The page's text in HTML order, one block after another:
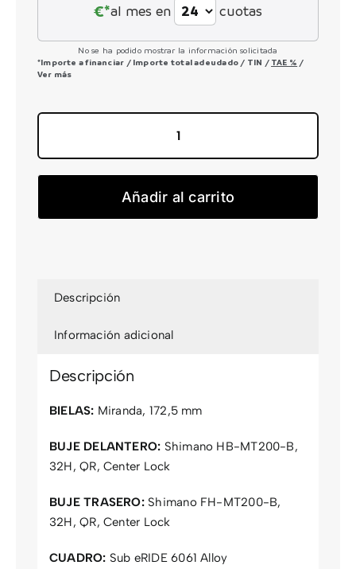
€*al mes en cuotas
No se ha podido mostrar la información solicitada
*Importe a financiar / Importe total adeudado / TIN / TAE % /
Ver más
Sub
Eride
Añadir al carrito
Descripción
Información adicional
Descripción
BIELAS: Miranda, 172,5 mm
BUJE DELANTERO: Shimano HB-MT200-B,
32H, QR, Center Lock
BUJE TRASERO:Shimano FH-MT200-B,
32H, QR, Center Lock
CUADRO: Sub eRIDE 6061 Alloy